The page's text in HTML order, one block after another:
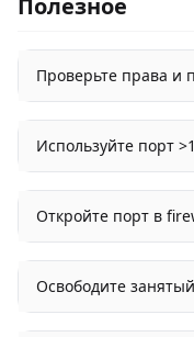
Полезное
Проверьте права и
Используйте порт
Откройте порт в
Освободите